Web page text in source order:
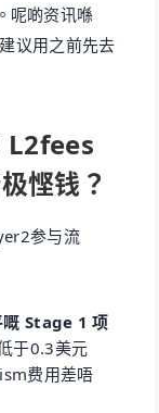
呢啲资讯喺
议用之前先去
L2fees
悭钱？
参与流
Stage 1 项
于0.3美元
费用差唔